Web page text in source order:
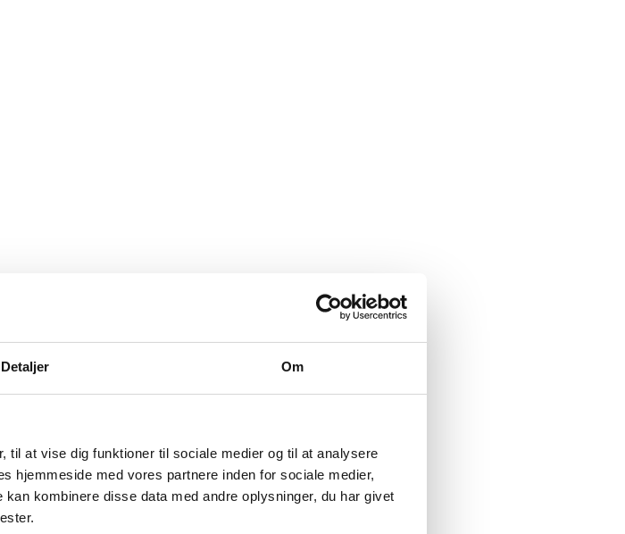
Detaljer Om
til at vise dig funktioner til sociale medier og til at analysere
hjemmeside med vores partnere inden for sociale medier,
kombinere disse data med andre oplysninger, du har givet